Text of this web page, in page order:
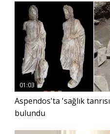
01:03
Aspendos'ta 'sağlık
bulundu